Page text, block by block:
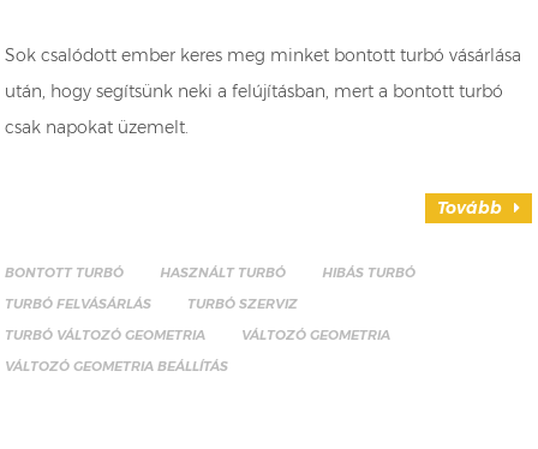
Sok csalódott ember keres meg minket bontott turbó vásárlása
után, hogy segítsünk neki a felújításban, mert a bontott turbó
csak napokat üzemelt.
Tovább
BONTOTT TURBÓ HASZNÁLT TURBÓ
HIBÁS TURBÓ
TURBÓ FELVÁSÁRLÁS
TURBÓ SZERVIZ
TURBÓ VÁLTOZÓ GEOMETRIA
VÁLTOZÓ GEOMETRIA
VÁLTOZÓ GEOMETRIA BEÁLLÍTÁS